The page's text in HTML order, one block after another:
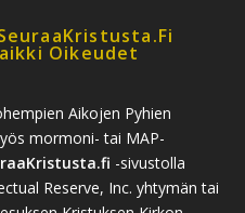
Oikeudet
Aikojen Pyhien
mormoni- tai MAP-
-sivustolla
Reserve, Inc. yhtymän tai